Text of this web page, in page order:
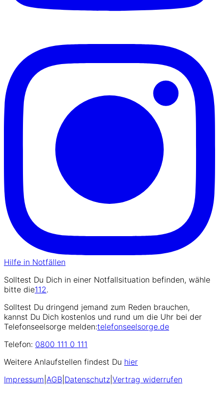
Hilfe in Notfällen
Solltest Du Dich in einer Notfallsituation befinden, wähle
bitte die112.
Solltest Du dringend jemand zum Reden brauchen,
kannst Du Dich kostenlos und rund um die Uhr bei der
Telefonseelsorge melden:telefonseelsorge.de
Telefon: 0800 111 0 111
Weitere Anlaufstellen findest Du hier
Impressum AGB Datenschutz Vertrag widerrufen